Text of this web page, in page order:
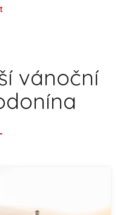
vánoční